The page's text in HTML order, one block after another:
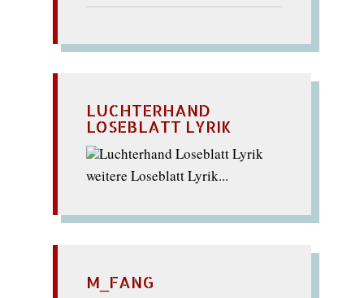
LUCHTERHAND
LOSEBLATT LYRIK
weitere Loseblatt Lyrik...
M_FANG